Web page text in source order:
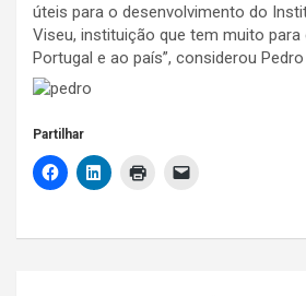
úteis para o desenvolvimento do
Viseu, instituição que tem muito para
Portugal e ao país”, considerou
Partilhar